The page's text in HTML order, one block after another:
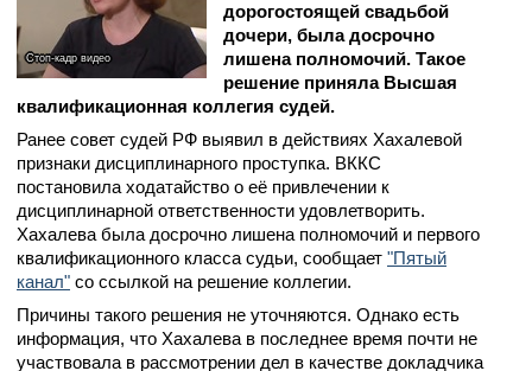
Стоп-кадр видео
дорогостоящей свадьбой
дочери, была досрочно
лишена полномочий. Такое
решение приняла Высшая
квалификационная коллегия судей.
Ранее совет судей РФ выявил в действиях Хахалевой
признаки дисциплинарного проступка. ВККС
постановила ходатайство о её привлечении к
дисциплинарной ответственности удовлетворить.
Хахалева была досрочно лишена полномочий и первого
квалификационного класса судьи, сообщает "Пятый
канал" со ссылкой на решение коллегии.
Причины такого решения не уточняются. Однако есть
информация, что Хахалева в последнее время почти не
участвовала в рассмотрении дел в качестве докладчика